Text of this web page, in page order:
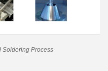
Soldering Process